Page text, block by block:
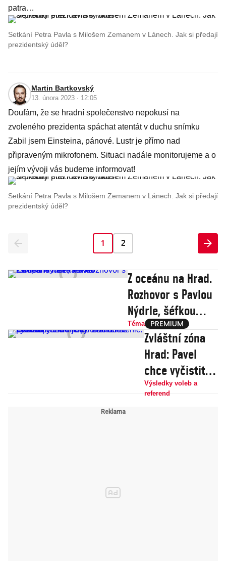
patra…
Setkání Petra Pavla s Milošem Zemanem v Lánech. Jak si předají
prezidentský úděl?
Martin Bartkovský
13. února 2023 · 12:05
Doufám, že se hradní společenstvo nepokusí na
zvoleného prezidenta spáchat atentát v duchu snímku
Zabil jsem Einsteina, pánové. Lustr je přímo nad
připraveným mikrofonem. Situaci nadále monitorujeme a o
jejím vývoji vás budeme informovat!
Setkání Petra Pavla s Milošem Zemanem v Lánech. Jak si předají
prezidentský úděl?
1 2
Z oceánu na Hrad.
Rozhovor s Pavlou
Nýdrle, šéfkou
kampaně Petra
Pavla
Téma
Zvláštní zóna
Hrad: Pavel
chce vyčistit
prezidentský
Výsledky voleb a
referend